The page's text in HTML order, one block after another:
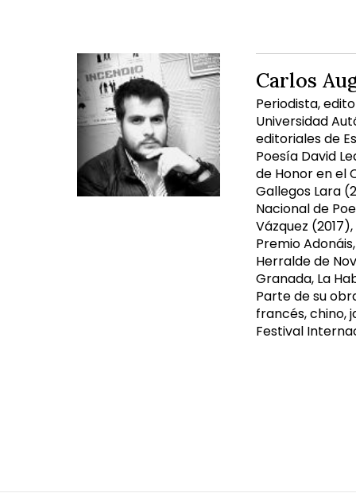
Carlos
Periodista,
Universidad
editoriales de
Poesía David
de Honor en el
Gallegos Lara
Nacional de
Vázquez
Premio
Herralde de
Granada, La
Parte de su
francés, chino,
Festival